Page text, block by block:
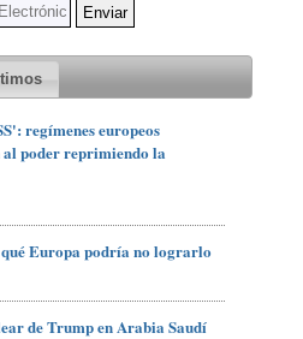
regímenes europeos
poder reprimiendo la
Europa podría no lograrlo
de Trump en Arabia Saudí